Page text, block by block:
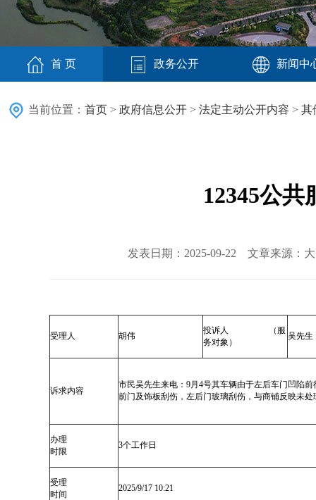
首 页 政务公开 新闻中
当前位置： 首页 > 政府信息公开 > 法定主动公开内容 > 其
12345公
发表日期：2025-09-22 文章来源：
受理人 胡伟
投诉人 （服
务对象）
吴先生
诉求内容
市民吴先生来电：9月4号其车辆由于左后车门凹陷
前门及饰板刮伤，左后门玻璃刮伤，与商铺反映未
办理
时限
3个工作日
受理
时间
2025/9/17 10:21